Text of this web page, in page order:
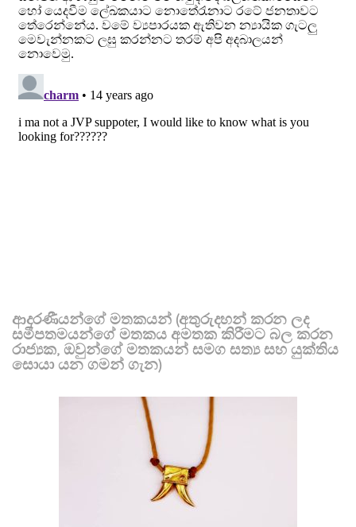
ආදරණීයන්ගේ මතකයන් (අතුරුදහන් කරන ලද
සමීපතමයන්ගේ මතකය අමතක කිරීමට බල කරන
රාජ්‍යක, ඔවුන්ගේ මතකයන් සමග සත්‍ය සහ යුක්තිය
සොයා යන ගමන් ගැන)